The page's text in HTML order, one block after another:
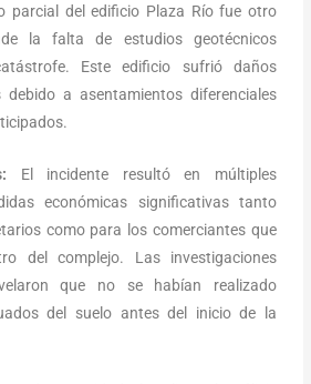
parcial del edificio Plaza Río fue otro
la falta de estudios geotécnicos
Este edificio sufrió daños
debido a asentamientos diferenciales
El incidente resultó en múltiples
económicas significativas tanto
como para los comerciantes que
del complejo. Las investigaciones
que no se habían realizado
del suelo antes del inicio de la